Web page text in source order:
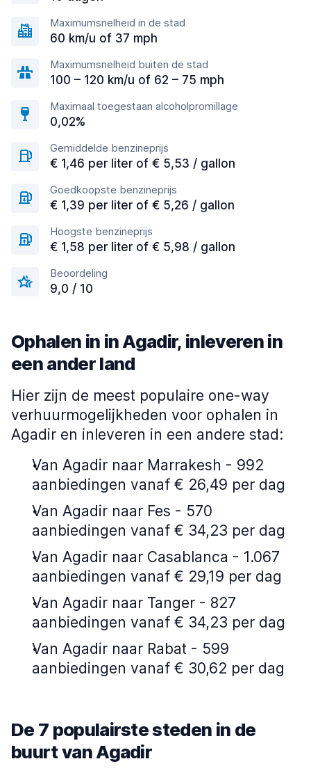
Maximumsnelheid in de stad
60 km/u of 37 mph
Maximumsnelheid buiten de stad
100 – 120 km/u of 62 – 75 mph
Maximaal toegestaan alcoholpromillage
0,02%
Gemiddelde benzineprijs
€ 1,46 per liter of € 5,53 / gallon
Goedkoopste benzineprijs
€ 1,39 per liter of € 5,26 / gallon
Hoogste benzineprijs
€ 1,58 per liter of € 5,98 / gallon
Beoordeling
9,0 / 10
Ophalen in in Agadir, inleveren in
een ander land
Hier zijn de meest populaire one-way
verhuurmogelijkheden voor ophalen in
Agadir en inleveren in een andere stad:
Van Agadir naar Marrakesh - 992
aanbiedingen vanaf € 26,49 per dag
Van Agadir naar Fes - 570
aanbiedingen vanaf € 34,23 per dag
Van Agadir naar Casablanca - 1.067
aanbiedingen vanaf € 29,19 per dag
Van Agadir naar Tanger - 827
aanbiedingen vanaf € 34,23 per dag
Van Agadir naar Rabat - 599
aanbiedingen vanaf € 30,62 per dag
De 7 populairste steden in de
buurt van Agadir